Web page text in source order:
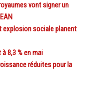
vont signer un
explosion sociale planent
8,3 % en mai
réduites pour la